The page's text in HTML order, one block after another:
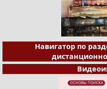
Навигатор по